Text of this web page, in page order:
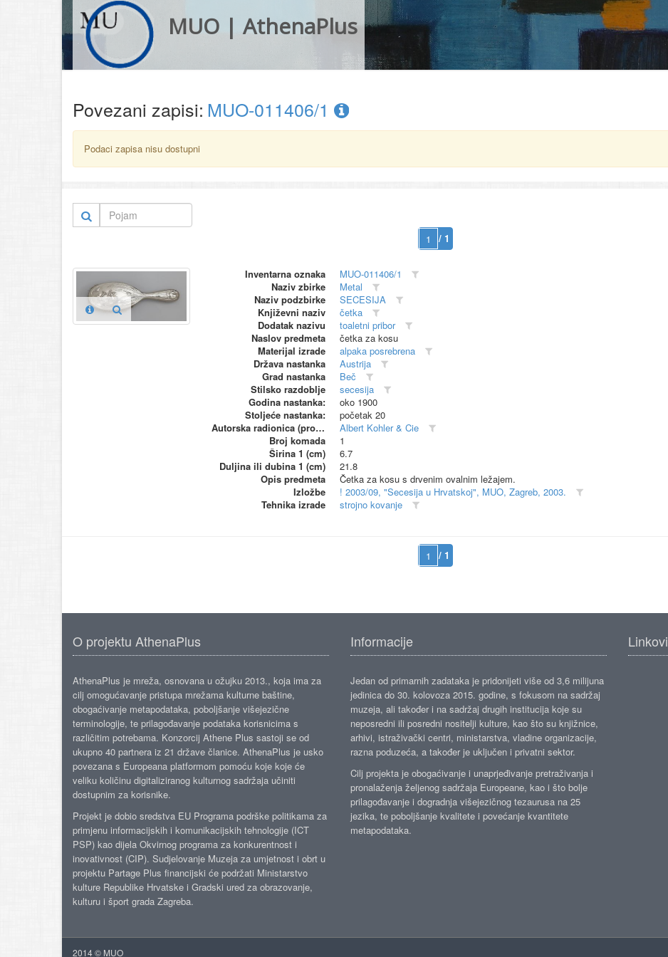
MUO | AthenaPlus
Povezani zapisi: MUO-011406/1
Podaci zapisa nisu dostupni
/ 1
Inventarna oznaka
MUO-011406/1
Naziv zbirke
Metal
Naziv podzbirke
SECESIJA
Književni naziv
četka
Dodatak nazivu
toaletni pribor
Naslov predmeta
četka za kosu
Materijal izrade
alpaka posrebrena
Država nastanka
Austrija
Grad nastanka
Beč
Stilsko razdoblje
secesija
Godina nastanka:
oko 1900
Stoljeće nastanka:
početak 20
Autorska radionica (proizvođač)
Albert Kohler & Cie
Broj komada
1
Širina 1 (cm)
6.7
Duljina ili dubina 1 (cm)
21.8
Opis predmeta
Četka za kosu s drvenim ovalnim ležajem.
Izložbe
! 2003/09, "Secesija u Hrvatskoj", MUO, Zagreb, 2003.
Tehnika izrade
strojno kovanje
/ 1
O projektu AthenaPlus
AthenaPlus je mreža, osnovana u ožujku 2013., koja ima za
cilj omogućavanje pristupa mrežama kulturne baštine,
obogaćivanje metapodataka, poboljšanje višejezične
terminologije, te prilagođavanje podataka korisnicima s
različitim potrebama. Konzorcij Athene Plus sastoji se od
ukupno 40 partnera iz 21 države članice. AthenaPlus je usko
povezana s Europeana platformom pomoću koje koje će
veliku količinu digitaliziranog kulturnog sadržaja učiniti
dostupnim za korisnike.
Projekt je dobio sredstva EU Programa podrške politikama za
primjenu informacijskih i komunikacijskih tehnologije (ICT
PSP) kao dijela Okvirnog programa za konkurentnost i
inovativnost (CIP). Sudjelovanje Muzeja za umjetnost i obrt u
projektu Partage Plus financijski će podržati Ministarstvo
kulture Republike Hrvatske i Gradski ured za obrazovanje,
kulturu i šport grada Zagreba.
Informacije
Jedan od primarnih zadataka je pridonijeti više od 3,6 milijuna
jedinica do 30. kolovoza 2015. godine, s fokusom na sadržaj
muzeja, ali također i na sadržaj drugih institucija koje su
neposredni ili posredni nositelji kulture, kao što su knjižnice,
arhivi, istraživački centri, ministarstva, vladine organizacije,
razna poduzeća, a također je uključen i privatni sektor.
Cilj projekta je obogaćivanje i unaprjeđivanje pretraživanja i
pronalaženja željenog sadržaja Europeane, kao i što bolje
prilagođavanje i dogradnja višejezičnog tezaurusa na 25
jezika, te poboljšanje kvalitete i povećanje kvantitete
metapodataka.
Linkovi
2014 © MUO